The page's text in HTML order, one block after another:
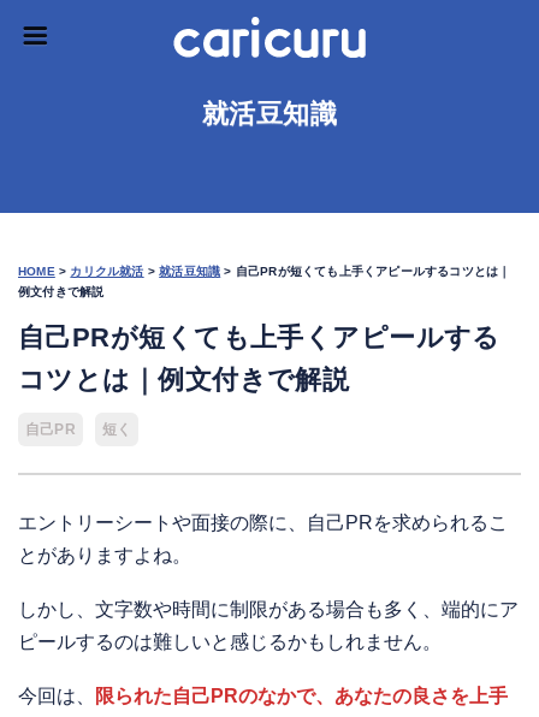
就活豆知識
HOME > カリクル就活 >就活豆知識 > 自己PRが短くても上手くアピールするコツとは｜
例文付きで解説
自己PRが短くても上手くアピールする
コツとは｜例文付きで解説
自己PR 短く
エントリーシートや面接の際に、自己PRを求められるこ
とがありますよね。
しかし、文字数や時間に制限がある場合も多く、端的にア
ピールするのは難しいと感じるかもしれません。
今回は、
限られた自己PRのなかで、あなたの良さを上手